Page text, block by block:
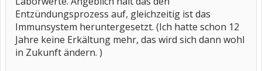
Entzündungsprozess auf, gleichzeitig ist das
Immunsystem heruntergesetzt. (Ich hatte schon 12
Jahre keine Erkältung mehr, das wird sich dann wohl
in Zukunft ändern. )